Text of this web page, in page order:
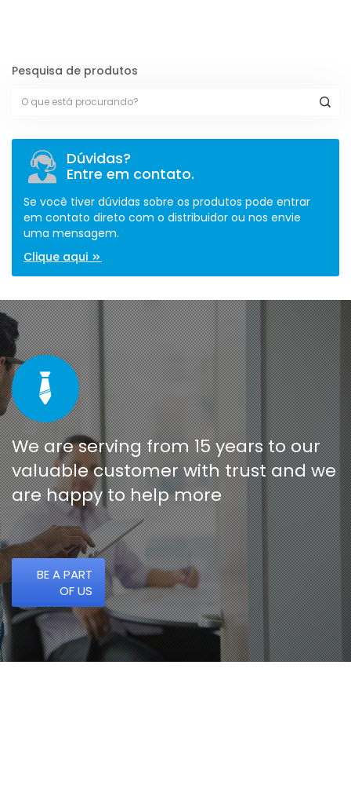
Pesquisa de produtos
Dúvidas?
Entre em contato.
Se você tiver dúvidas sobre os produtos pode entrar
em contato direto com o distribuidor ou nos envie
uma mensagem.
Clique aqui
We are serving from 15 years to our
valuable customer with trust and we
are happy to help more
BE A PART
OF US